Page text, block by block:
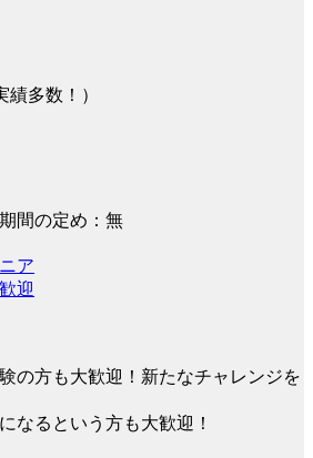
多数！）
間の定め：無
ア
迎
の方も大歓迎！新たなチャレンジを
なるという方も大歓迎！